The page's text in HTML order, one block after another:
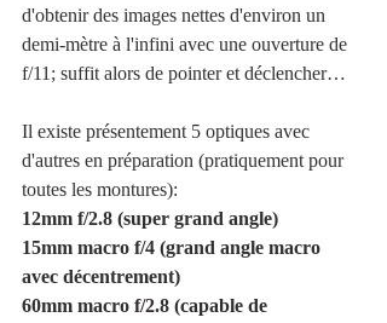
d'obtenir des images nettes d'environ un
demi-mètre à l'infini avec une ouverture de
f/11; suffit alors de pointer et déclencher…
Il existe présentement 5 optiques avec
d'autres en préparation (pratiquement pour
toutes les montures):
12mm f/2.8 (super grand angle)
15mm macro f/4 (grand angle macro
avec décentrement)
60mm macro f/2.8 (capable de